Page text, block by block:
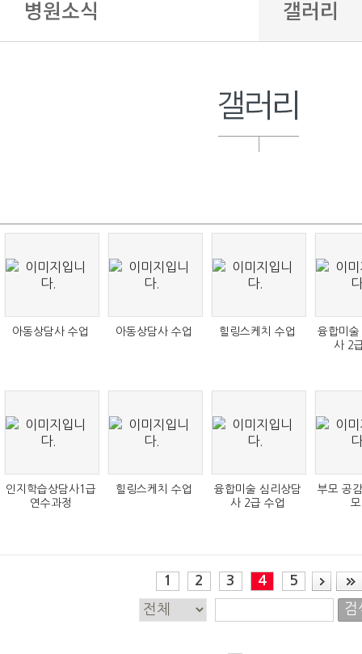
병원소식
예방접종
건강검진
병원소식
갤러리
건강 정보
아동상담사 수업 아동상담사 수업 힐링스케치 수업
융합미
사 2
인지학습상담사1급
연수과정
힐링스케치 수업
융합미술 심리상담
사 2급 수업
부모 공
1 2 3 4
5
검